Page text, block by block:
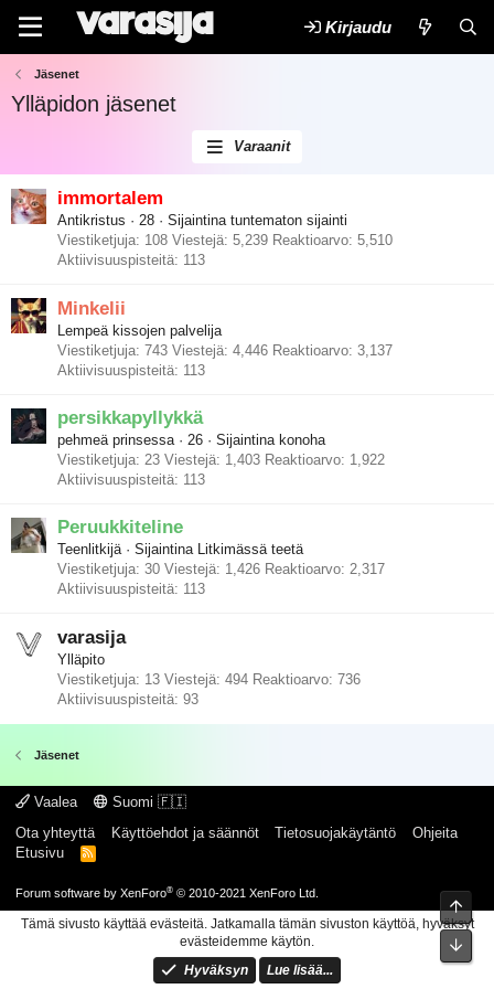
Kirjaudu
Jäsenet
Ylläpidon jäsenet
Varaanit
immortalem
Antikristus · 28 · Sijaintina tuntematon sijainti
Viestiketjuja 108 Viestejä 5,239 Reaktioarvo 5,510
Aktiivisuuspisteitä 113
Minkelii
Lempeä kissojen palvelija
Viestiketjuja 743 Viestejä 4,446 Reaktioarvo 3,137
Aktiivisuuspisteitä 113
persikkapyllykkä
pehmeä prinsessa · 26 · Sijaintina konoha
Viestiketjuja 23 Viestejä 1,403 Reaktioarvo 1,922
Aktiivisuuspisteitä 113
Peruukkiteline
Teenlitkijä · Sijaintina Litkimässä teetä
Viestiketjuja 30 Viestejä 1,426 Reaktioarvo 2,317
Aktiivisuuspisteitä 113
varasija
Ylläpito
Viestiketjuja 13 Viestejä 494 Reaktioarvo 736
Aktiivisuuspisteitä 93
Jäsenet
Vaalea
Suomi 🇫🇮
Ota yhteyttä
Käyttöehdot ja säännöt Tietosuojakäytäntö
Ohjeita
Etusivu
R
Forum software by XenForo® © 2010-2021 XenForo Ltd.
Tämä sivusto käyttää evästeitä. Jatkamalla tämän sivuston käyttöä, hyväksyt
evästeidemme käytön.
Hyväksyn
Lue lisää...
Ylös